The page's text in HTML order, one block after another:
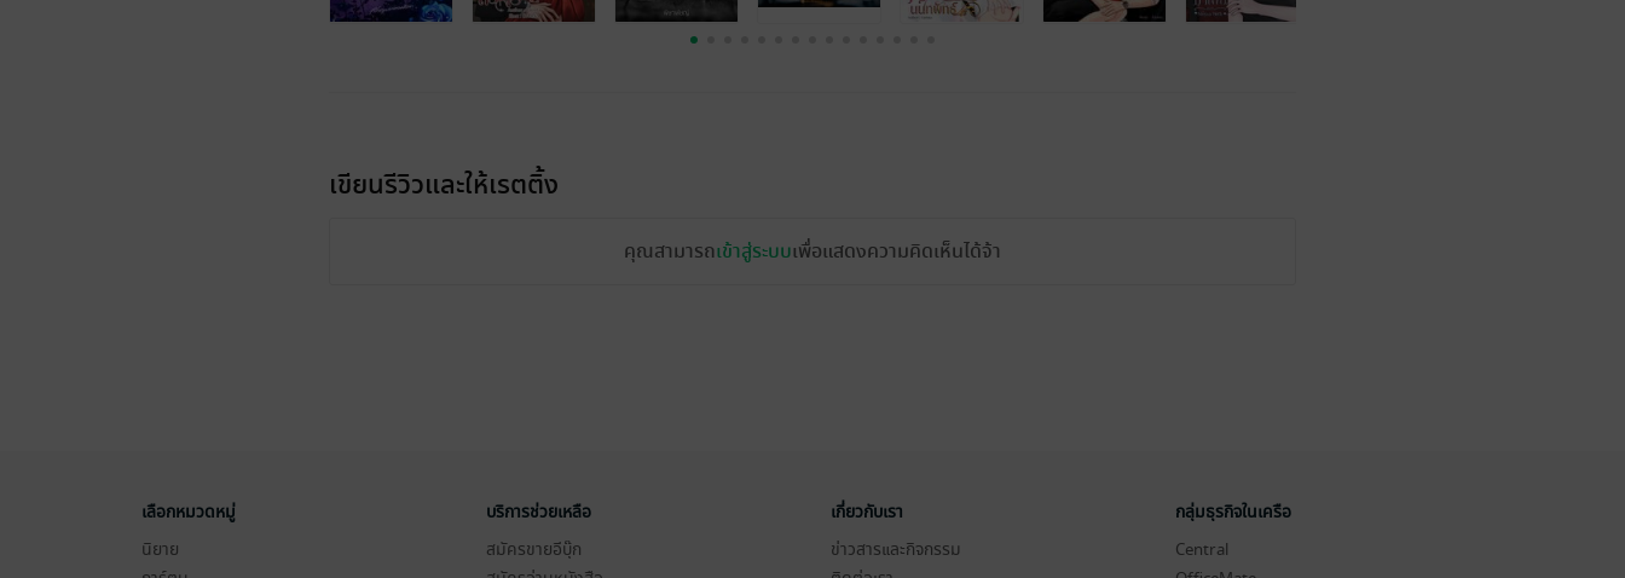
เขียนรีวิวและให้เรตติ้ง
คุณสามารถเข้าสู่ระบบเพื่อแสดงความคิดเห็นได้จ้า
เลือกหมวดหมู่
นิยาย
บริการช่วยเหลือ
สมัครขายอีบุ๊ก
เกี่ยวกับเรา
ข่าวสารและกิจกรรม
กลุ่มธุรกิจในเครือ
Central